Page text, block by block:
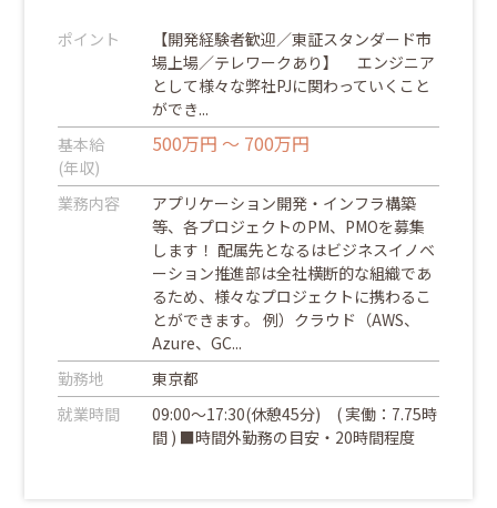
ポイント
【開発経験者歓迎／東証スタンダード市
場上場／テレワークあり】 エンジニア
として様々な弊社PJに関わっていくこと
ができ...
基本給
(年収)
500万円 ～ 700万円
業務内容
アプリケーション開発・インフラ構築
等、各プロジェクトのPM、PMOを募集
します！ 配属先となるはビジネスイノベ
ーション推進部は全社横断的な組織であ
るため、様々なプロジェクトに携わるこ
とができます。 例）クラウド（AWS、
Azure、GC...
勤務地
東京都
就業時間
09:00～17:30(休憩45分) ( 実働：7.75時
間 ) ■時間外勤務の目安・20時間程度